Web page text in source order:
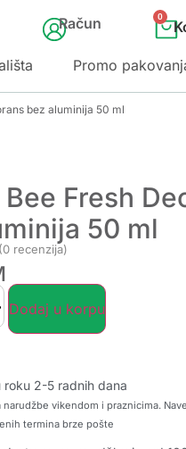
Račun 0
Promo
bez aluminija 50 ml
Fresh
50 ml
recenzija)
Dodaj u korpu
roku 2-5 radnih dana
narudžbe vikendom i praznicima.
termina brze pošte